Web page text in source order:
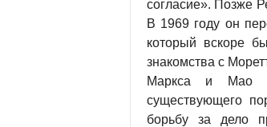
согласие». Позже
В 1969 году он
который вскоре
знакомства с
Маркса и Мао
существующего
борьбу за дело